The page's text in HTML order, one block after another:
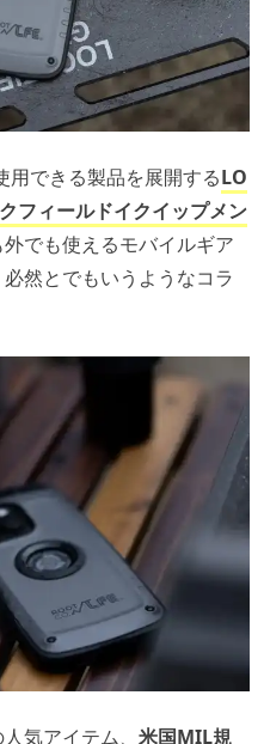
用できる製品を展開するLO
フィールドイクイップメン
でも使えるモバイルギア
然とでもいうようなコラ
気アイテム、 米国MIL規